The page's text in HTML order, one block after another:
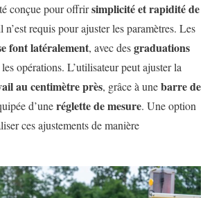
conçue pour offrirsimplicité et rapidité de
n’est requis pour ajuster les paramètres. Les
font latéralement, avec desgraduations
opérations. L’utilisateur peut ajuster la
au centimètre près, grâce à unebarre de
d’uneréglette de mesure. Une option
ces ajustements de manière